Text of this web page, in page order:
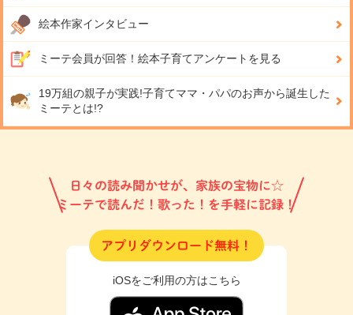
絵本作家インタビュー
ミーテ会員が回答！ 絵本子育てアンケートを見る
19万組の親子が実践!子育てママ・パパのお声から誕生した
ミーテとは!?
日々の読み聞かせが、家族の宝物に☆
ミーテで読んだ！歌った！を手軽に記録！
アプリダウンロード無料！
iOSをご利用の方はこちら